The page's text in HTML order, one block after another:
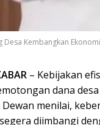
Desa Kembangkan
– Kebijakan
dana
menilai,
diimbangi